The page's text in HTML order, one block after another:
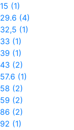
15 (1)
29.6 (4)
32,5 (1)
33 (1)
39 (1)
43 (2)
57.6 (1)
58 (2)
59 (2)
86 (2)
92 (1)